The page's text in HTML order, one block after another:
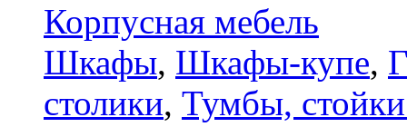
Корпусная мебель
Шкафы, Шкафы-купе,
столики, Тумбы,